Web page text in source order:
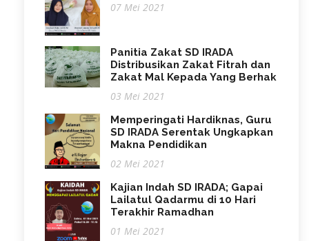
07 Mei 2021
Panitia Zakat SD IRADA
Distribusikan Zakat Fitrah dan
Zakat Mal Kepada Yang Berhak
03 Mei 2021
Memperingati Hardiknas, Guru
SD IRADA Serentak Ungkapkan
Makna Pendidikan
02 Mei 2021
Kajian Indah SD IRADA; Gapai
Lailatul Qadarmu di 10 Hari
Terakhir Ramadhan
01 Mei 2021